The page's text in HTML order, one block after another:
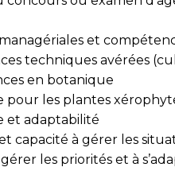
et
techniques avérées
en botanique
pour les plantes
et adaptabilité
capacité à gérer les
gérer les priorités et à